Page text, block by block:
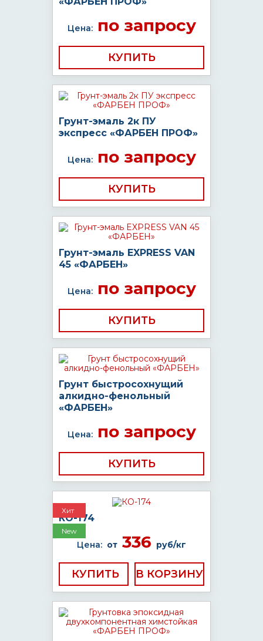
Цена:по запросу
КУПИТЬ
Грунт-эмаль 2к ПУ
экспресс «ФАРБЕН ПРОФ»
Цена:по запросу
КУПИТЬ
Грунт-эмаль EXPRESS VAN
45 «ФАРБЕН»
Цена:по запросу
КУПИТЬ
Грунт быстросохнущий
алкидно-фенольный
«ФАРБЕН»
Цена:по запросу
КУПИТЬ
Хит
New
КО-174
Цена: от 336 руб/кг
КУПИТЬ